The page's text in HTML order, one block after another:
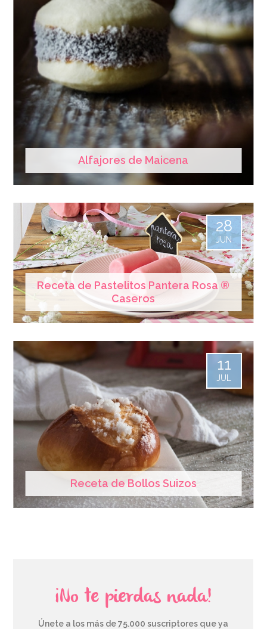
Alfajores de Maicena
Receta de Pastelitos Pantera Rosa ®
Caseros
28
JUN
Receta de Bollos Suizos
11
JUL
¡No te pierdas nada!
Únete a los más de 75.000 suscriptores que ya